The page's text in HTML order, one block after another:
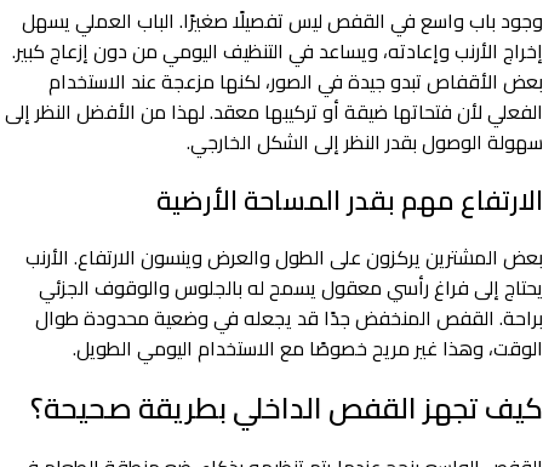
وجود باب واسع في القفص ليس تفصيلًا صغيرًا. الباب العملي يسهل
إخراج الأرنب وإعادته، ويساعد في التنظيف اليومي من دون إزعاج كبير.
بعض الأقفاص تبدو جيدة في الصور، لكنها مزعجة عند الاستخدام
الفعلي لأن فتحاتها ضيقة أو تركيبها معقد. لهذا من الأفضل النظر إلى
سهولة الوصول بقدر النظر إلى الشكل الخارجي.
الارتفاع مهم بقدر المساحة الأرضية
بعض المشترين يركزون على الطول والعرض وينسون الارتفاع. الأرنب
يحتاج إلى فراغ رأسي معقول يسمح له بالجلوس والوقوف الجزئي
براحة. القفص المنخفض جدًا قد يجعله في وضعية محدودة طوال
الوقت، وهذا غير مريح خصوصًا مع الاستخدام اليومي الطويل.
كيف تجهز القفص الداخلي بطريقة صحيحة؟